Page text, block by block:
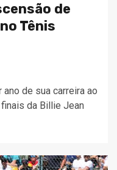
de
Tênis
de sua carreira ao
da Billie Jean